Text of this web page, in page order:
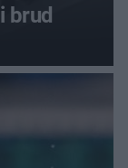
brud